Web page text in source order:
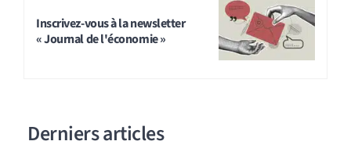
Inscrivez-vous à la newsletter
« Journal de l'économie »
Derniers articles